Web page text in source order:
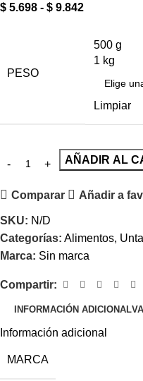
$ 5.698 - $ 9.842
PESO
500 g
1 kg
Limpiar
AÑADIR AL
Comparar Añadir a
SKU: N/D
Categorías: Alimentos,
Marca: Sin marca
Compartir:
INFORMACIÓN ADICIONAL
Información adicional
MARCA